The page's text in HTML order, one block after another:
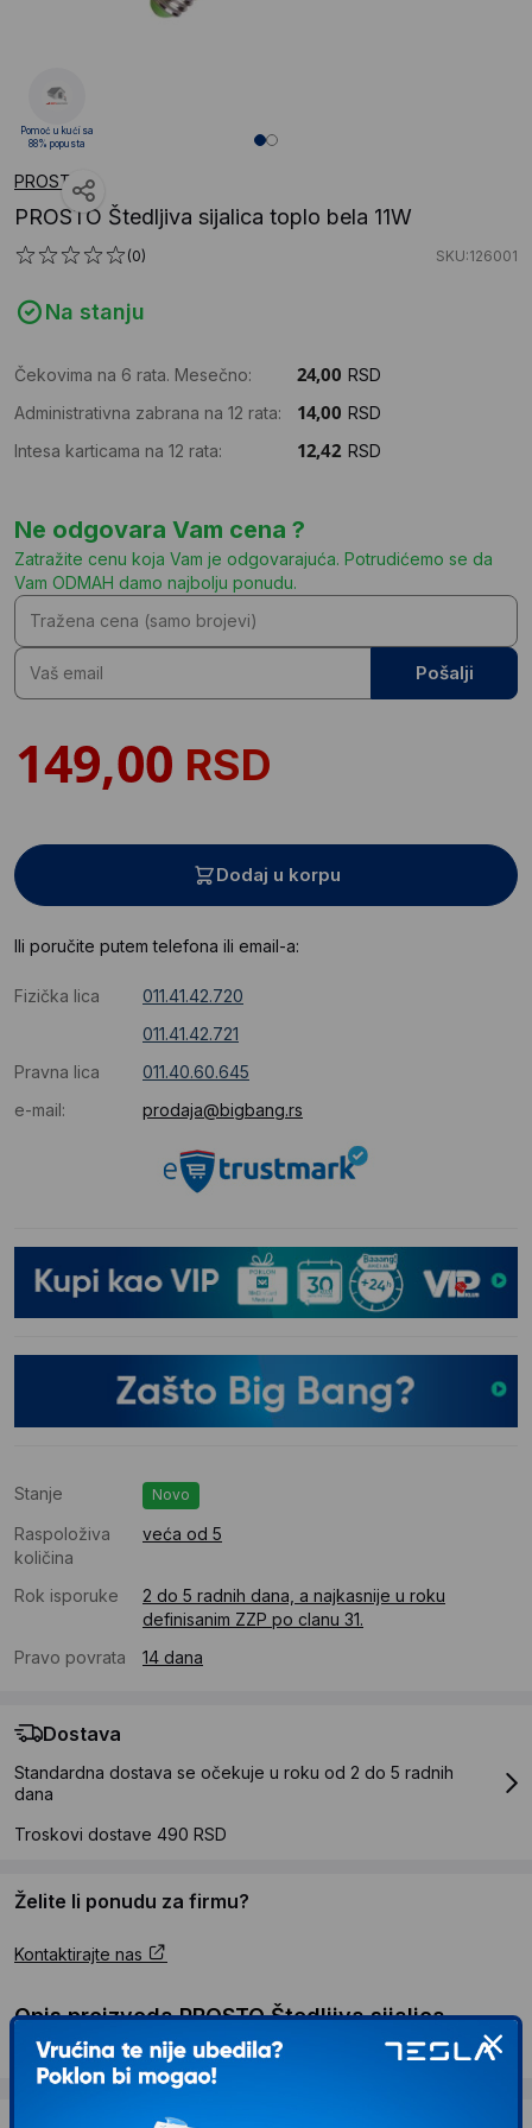
PROSTO
PROSTO Štedljiva sijalica toplo bela 11W
(0) SKU:126001
Na stanju
Čekovima na 6 rata. Mesečno:
RSD
Administrativna zabrana na 12 rata:
RSD
Intesa karticama na 12 rata:
RSD
Ne odgovara Vam cena ?
Zatražite cenu koja Vam je odgovarajuća. Potrudićemo se da
Vam ODMAH damo najbolju ponudu.
Pošalji
RSD
Dodaj u korpu
Ili poručite putem telefona ili email-a:
Fizička lica
011.41.42.720
011.41.42.721
Pravna lica
011.40.60.645
e-mail:
prodaja@bigbang.rs
Stanje Novo
Raspoloživa
količina
veća od 5
Rok isporuke
2 do 5 radnih dana, a najkasnije u roku
definisanim ZZP po clanu 31.
Pravo povrata
14 dana
Dostava
Standardna dostava se očekuje u roku od 2 do 5 radnih
dana
Troskovi dostave 490 RSD
Želite li ponudu za firmu?
Kontaktirajte nas
Pomoć u kući sa
88% popusta
Opis proizvoda PROSTO Štedljiva sijalica
toplo bela 11W